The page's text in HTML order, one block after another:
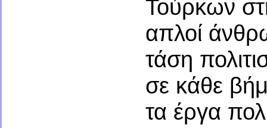
Τούρκων
απλοί
τάση
σε κάθε
τα έργα